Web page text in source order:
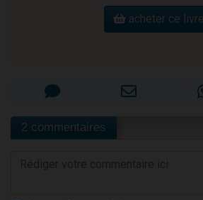
acheter ce livre
2 commentaires